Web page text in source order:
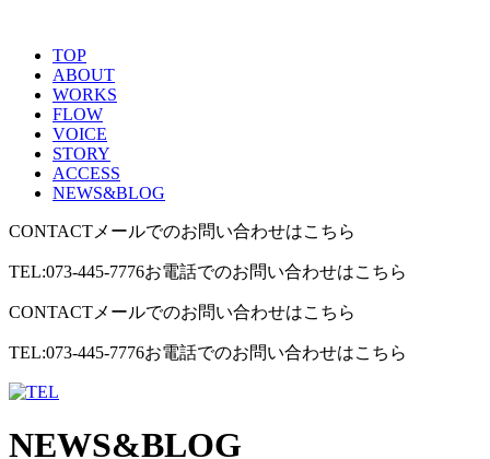
TOP
ABOUT
WORKS
FLOW
VOICE
STORY
ACCESS
NEWS&BLOG
CONTACT メールでのお問い合わせはこちら
TEL:073-445-7776お電話でのお問い合わせはこちら
CONTACT メールでのお問い合わせはこちら
TEL:073-445-7776お電話でのお問い合わせはこちら
NEWS&BLOG